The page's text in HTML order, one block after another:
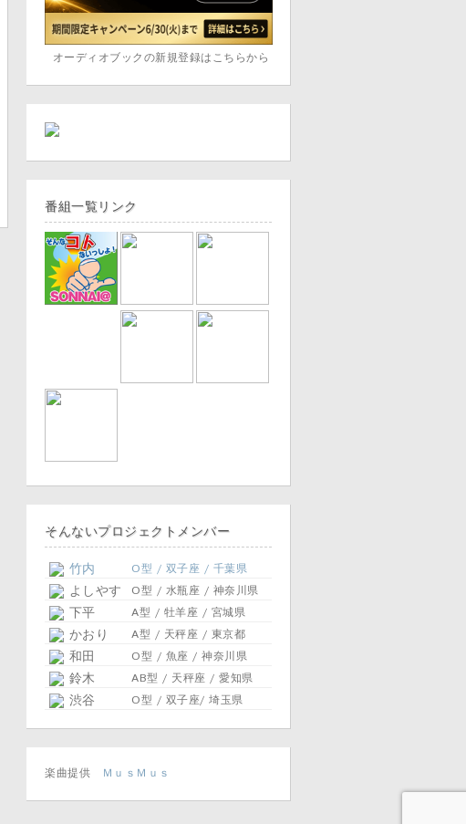
オーディオブックの新規登録はこちらから
番組一覧リンク
そんないプロジェクトメンバー
竹内 O型 / 双子座 / 千葉県
よしやす O型 / 水瓶座 / 神奈川県
下平 A型 / 牡羊座 / 宮城県
かおり A型 / 天秤座 / 東京都
和田 O型 / 魚座 / 神奈川県
鈴木 AB型 / 天秤座 / 愛知県
渋谷 O型 / 双子座/ 埼玉県
楽曲提供 ＭｕｓＭｕｓ